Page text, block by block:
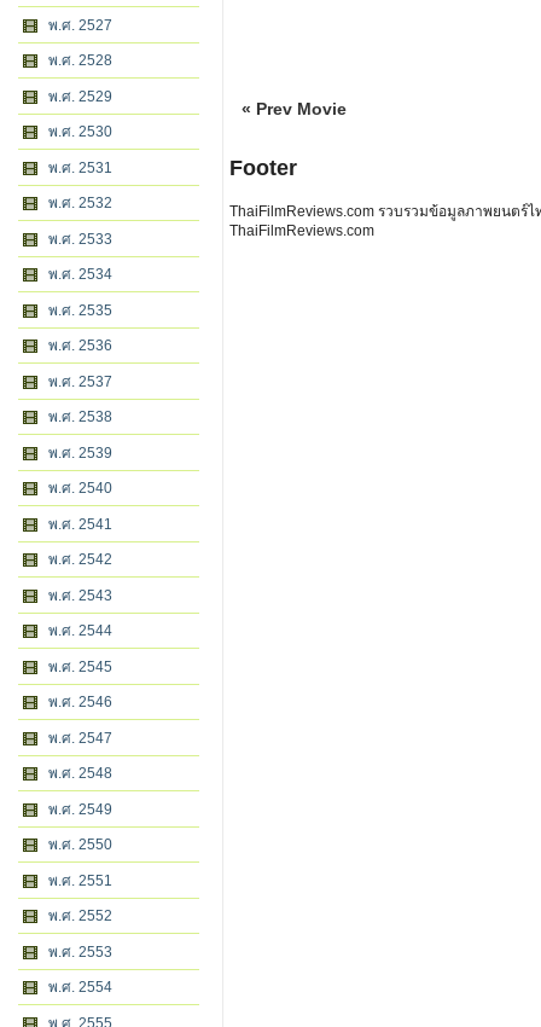
พ.ศ. 2527
พ.ศ. 2528
พ.ศ. 2529
พ.ศ. 2530
พ.ศ. 2531
พ.ศ. 2532
พ.ศ. 2533
พ.ศ. 2534
พ.ศ. 2535
พ.ศ. 2536
พ.ศ. 2537
พ.ศ. 2538
พ.ศ. 2539
พ.ศ. 2540
พ.ศ. 2541
พ.ศ. 2542
พ.ศ. 2543
พ.ศ. 2544
พ.ศ. 2545
พ.ศ. 2546
พ.ศ. 2547
พ.ศ. 2548
พ.ศ. 2549
พ.ศ. 2550
พ.ศ. 2551
พ.ศ. 2552
พ.ศ. 2553
พ.ศ. 2554
พ.ศ. 2555
« Prev Movie
Footer
ThaiFilmReviews.com รวบรวมข้อมูลภาพยนตร์
ThaiFilmReviews.com